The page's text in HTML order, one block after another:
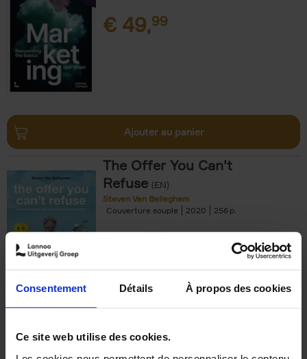
Consentement Détails À propos des cookies
Ce site web utilise des cookies.
€ 49,99
Ajouter au panier
The Offer You Can't
Refuse (EN)
Steven Van Belleghem
Couverture souple
2020 256
€37,50